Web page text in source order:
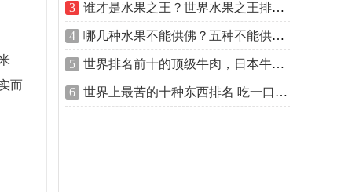
而
3 谁才是水果之王？世界水果之王排名前十
4 哪几种水果不能供佛？五种不能供佛的水
5 世界排名前十的顶级牛肉，日本牛肉占据
6 世界上最苦的十种东西排名 吃一口是满满